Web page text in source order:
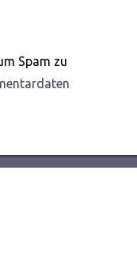
Spam zu